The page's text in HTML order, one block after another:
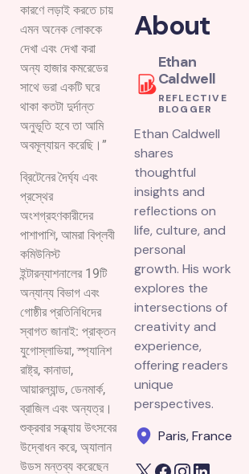
কারণে লড়াই করতে চায়
এমন অনেক লোককে
দেখা এবং দেখা করা
অন্য হাজার কমরেডের
সাথে ভরা একটি ঘরে
থাকা কতটা দুর্দান্ত
অনুভূতি হবে তা আমি
অবমূল্যায়ন করেছি।”
ব্রিটেনের দৈর্ঘ্য এবং
প্রস্থের
অংশগ্রহণকারীদের
পাশাপাশি, আমরা বিপ্লবী
কমিউনিস্ট
ইন্টারন্যাশনালের 19টি
অন্যান্য বিভাগ এবং
গোষ্ঠীর প্রতিনিধিদের
স্বাগত জানাই: প্রাক্তন
যুগোস্লাভিয়া, স্প্যানিশ
রাষ্ট্র, কানাডা,
আয়ারল্যান্ড, ডেনমার্ক,
ব্রাজিল এবং অন্যত্র।
শুক্রবার সন্ধ্যায় উৎসবের
উদ্বোধন করে, অ্যালান
উডস মন্তব্য করেছেন
About
Ethan
Caldwell
REFLECTIVE
BLOGGER
Ethan Caldwell
shares
thoughtful
insights and
reflections on
life, culture, and
personal
growth. His work
explores the
intersections of
creativity and
experience,
offering readers
unique
perspectives.
Paris, France